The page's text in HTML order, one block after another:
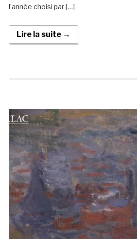
l’année choisi par […]
Lire la suite →